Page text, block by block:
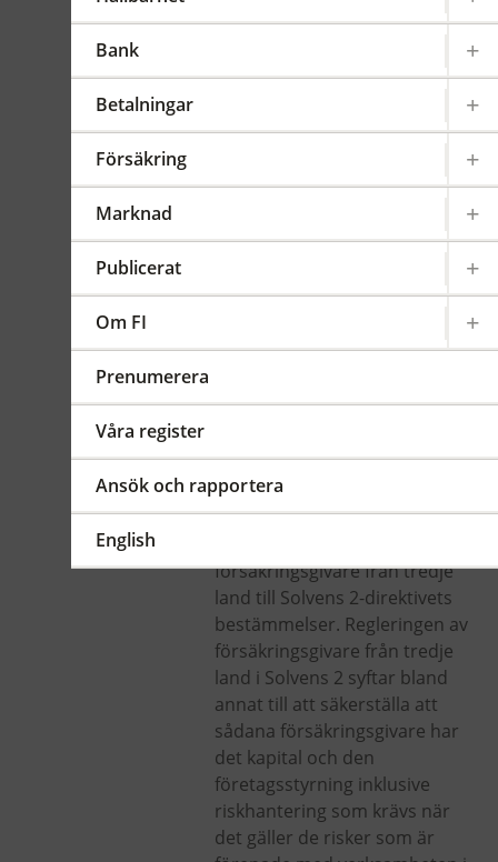
Bank
Betalningar
Försäkring
Marknad
Publicerat
Om FI
Prenumerera
Våra register
Ansök och rapportera
English
Föreskrifterna samlar i en
gemensam författning samtliga
bestämmelser som rör
land som driver verksamhet i
Sverige. Föreskrifterna ersätter
Finansinspektionens
avseende verksamhet i Sverige
Med dessa föreskrifter
anpassar Finansinspektionen
försäkringsgivare från tredje
land till Solvens 2-direktivets
bestämmelser. Regleringen av
försäkringsgivare från tredje
land i Solvens 2 syftar bland
annat till att säkerställa att
sådana försäkringsgivare har
det kapital och den
företagsstyrning inklusive
riskhantering som krävs när
det gäller de risker som är